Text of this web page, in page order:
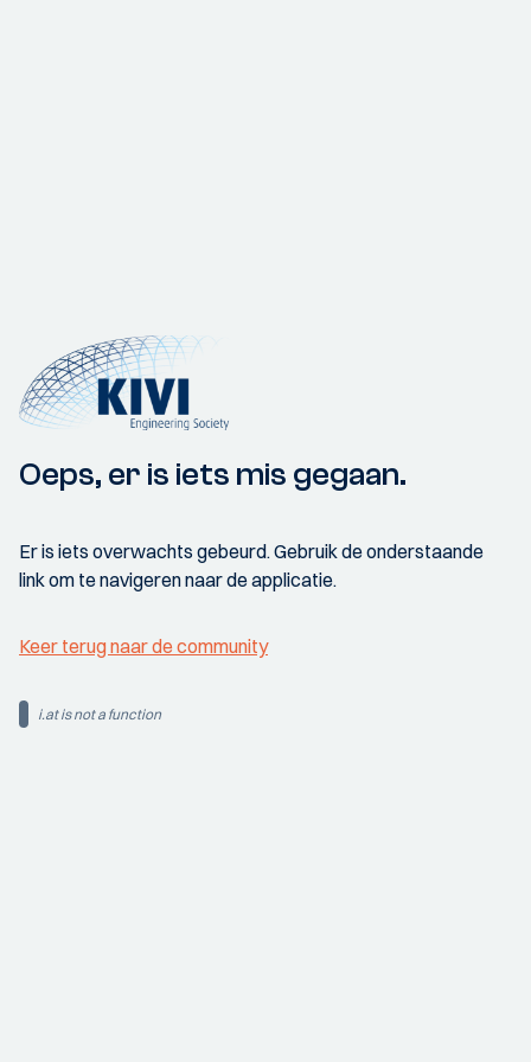
Oeps, er is iets mis gegaan.
Er is iets overwachts gebeurd. Gebruik de onderstaande
link om te navigeren naar de applicatie.
Keer terug naar de community
i.at is not a function